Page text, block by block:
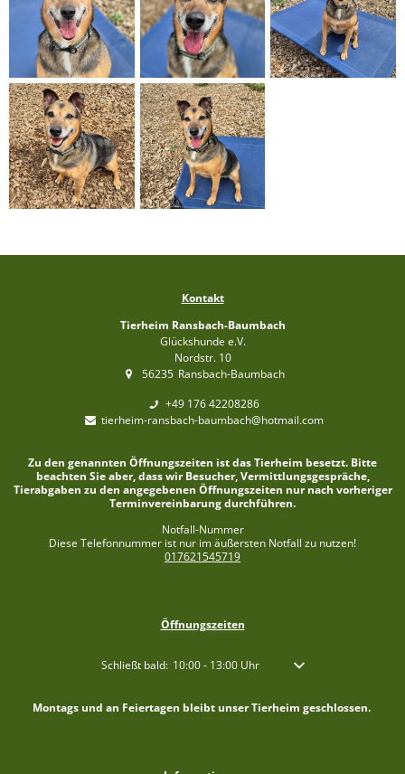
Kontakt
Tierheim Ransbach-Baumbach
Glückshunde e.V.
Nordstr. 10
56235 Ransbach-Baumbach
+49 176 42208286
tierheim-ransbach-baumbach@hotmail.com
Zu den genannten Öffnungszeiten ist das Tierheim besetzt. Bitte
beachten Sie aber, dass wir Besucher, Vermittlungsgespräche,
Tierabgaben zu den angegebenen Öffnungszeiten nur nach vorheriger
Terminvereinbarung durchführen.
Notfall-Nummer
Diese Telefonnummer ist nur im äußersten Notfall zu nutzen!
017621545719
Öffnungszeiten
Klicken, um weitere Öffnungs- oder Schließzeiten
Schließt bald: 10:00- 13:00Uhr Von 10:00 bis 13:00 Uhr
Montags und an Feiertagen bleibt unser Tierheim geschlossen.